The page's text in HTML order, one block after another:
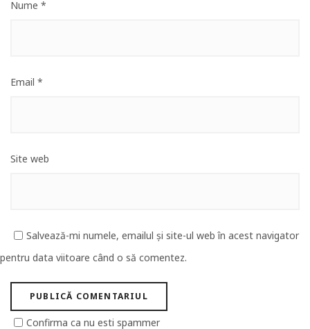
Nume *
Email *
Site web
Salvează-mi numele, emailul și site-ul web în acest navigator
pentru data viitoare când o să comentez.
Confirma ca nu esti spammer